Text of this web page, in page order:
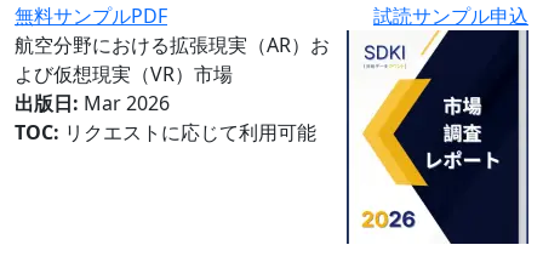
無料サンプルPDF
試読サンプル申込
航空分野における拡張現実（AR）お
よび仮想現実（VR）市場
出版日: Mar 2026
TOC: リクエストに応じて利用可能